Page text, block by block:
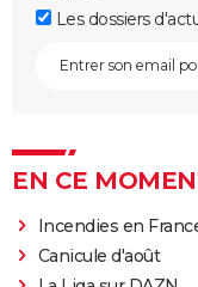
Les dossiers
EN CE
Incendies en
Canicule d'août